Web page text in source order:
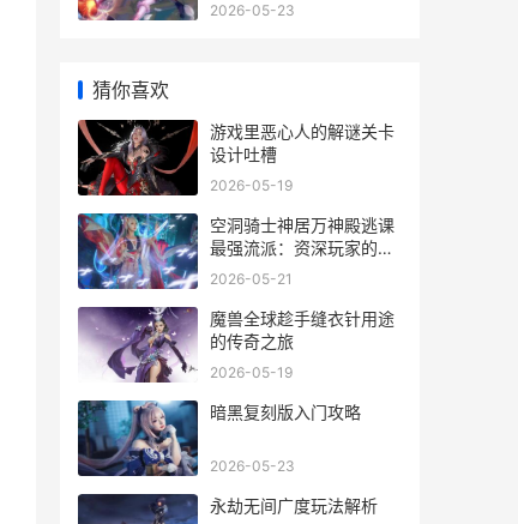
2026-05-23
猜你喜欢
游戏里恶心人的解谜关卡
设计吐槽
2026-05-19
空洞骑士神居万神殿逃课
最强流派：资深玩家的智
慧选择
2026-05-21
魔兽全球趁手缝衣针用途
的传奇之旅
2026-05-19
暗黑复刻版入门攻略
2026-05-23
永劫无间广度玩法解析